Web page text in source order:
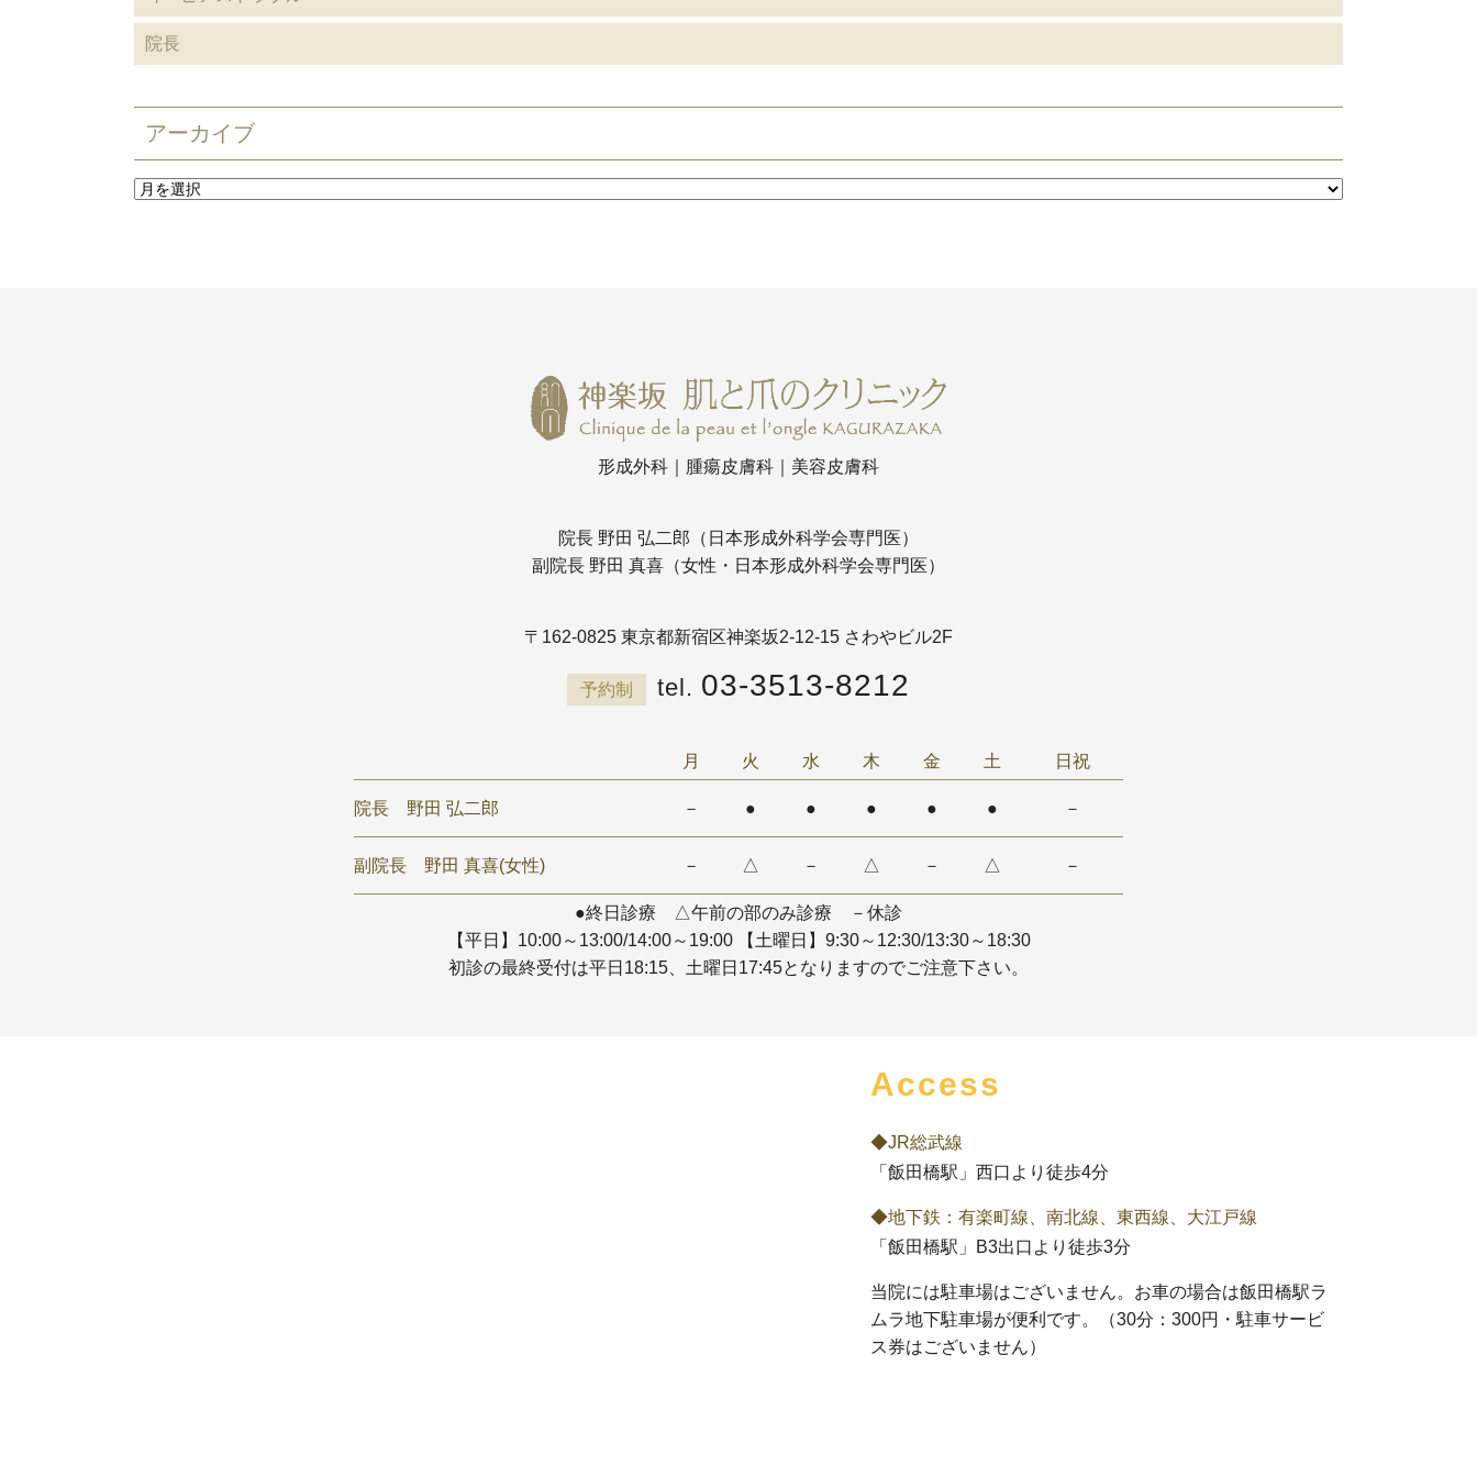
院長
アーカイブ
形成外科｜腫瘍皮膚科｜美容皮膚科
院長 野田 弘二郎（日本形成外科学会専門医）
副院長 野田 真喜（女性・日本形成外科学会専門医）
〒162-0825 東京都新宿区神楽坂2-12-15 さわやビル2F
予約制 03-3513-8212
●終日診療 △午前の部のみ診療 －休診
【平日】10:00～13:00/14:00～19:00
【土曜日】9:30～12:30/13:30～18:30
初診の最終受付は平日18:15、土曜日17:45となりますのでご注意下さい。
月 火 水 木 金 土 日祝
院長 野田 弘二郎 － ● ● ● ● ● －
副院長 野田 真喜(女性) － △ － △ － △ －
Access
◆JR総武線
「飯田橋駅」西口より徒歩4分
◆地下鉄：有楽町線、南北線、東西線、大江戸線
「飯田橋駅」B3出口より徒歩3分
当院には駐車場はございません。お車の場合は飯田橋駅ラ
ムラ地下駐車場が便利です。（30分：300円・駐車サービ
ス券はございません）